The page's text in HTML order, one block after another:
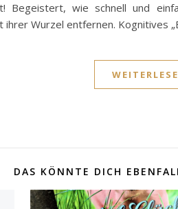
Begeistert, wie schnell und
Wurzel entfernen. Kognitives
DAS KÖNNTE DICH